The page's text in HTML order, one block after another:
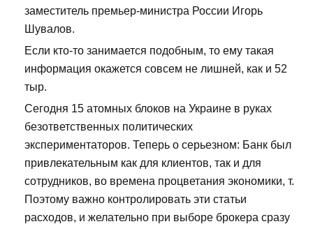
заместитель премьер-министра России Игорь
Шувалов.
Если кто-то занимается подобным, то ему такая
информация окажется совсем не лишней, как и 52
тыр.
Сегодня 15 атомных блоков на Украине в руках
безответственных политических
экспериментаторов. Теперь о серьезном: Банк был
привлекательным как для клиентов, так и для
сотрудников, во времена процветания экономики, т.
Поэтому важно контролировать эти статьи
расходов, и желательно при выборе брокера сразу